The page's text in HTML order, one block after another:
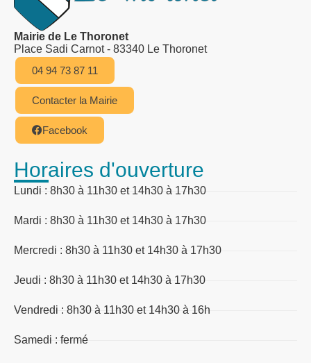
Mairie de Le Thoronet
Place Sadi Carnot - 83340 Le Thoronet
04 94 73 87 11
Contacter la Mairie
Facebook
Horaires d'ouverture
Lundi : 8h30 à 11h30 et 14h30 à 17h30
Mardi : 8h30 à 11h30 et 14h30 à 17h30
Mercredi : 8h30 à 11h30 et 14h30 à 17h30
Jeudi : 8h30 à 11h30 et 14h30 à 17h30
Vendredi : 8h30 à 11h30 et 14h30 à 16h
Samedi : fermé